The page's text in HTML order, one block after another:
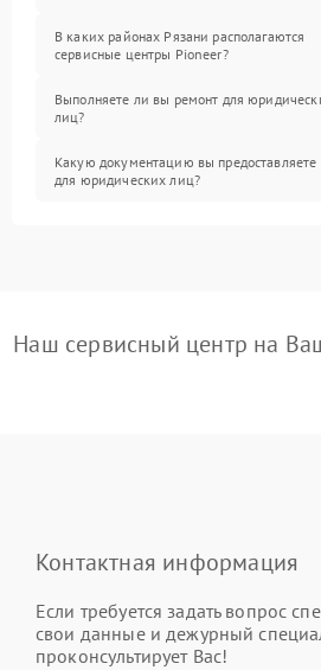
В каких районах Рязани располагаются
сервисные центры Pioneer?
Выполняете ли вы ремонт для
лиц?
Какую документацию вы предоставляете
для юридических лиц?
Наш сервисный центр на
Контактная информация
Если требуется задать вопрос
свои данные и дежурный
проконсультирует Вас!